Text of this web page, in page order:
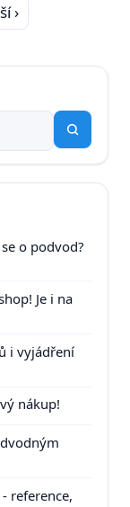
›
o podvod?
Je i na
i vyjádření
nákup!
reference,